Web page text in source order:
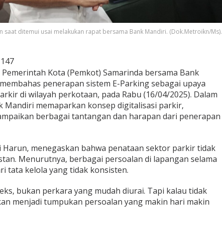
saat ditemui usai melakukan rapat bersama Bank Mandiri. (Dok.Metroikn/Ms).
147
Pemerintah Kota (Pemkot) Samarinda bersama Bank
penerapan sistem E-Parking sebagai upaya
di wilayah perkotaan, pada Rabu (16/04/2025). Dalam
Mandiri memaparkan konsep digitalisasi parkir,
berbagai tantangan dan harapan dari penerapan
Harun, menegaskan bahwa penataan sektor parkir tidak
Menurutnya, berbagai persoalan di lapangan selama
tata kelola yang tidak konsisten.
bukan perkara yang mudah diurai. Tapi kalau tidak
menjadi tumpukan persoalan yang makin hari makin